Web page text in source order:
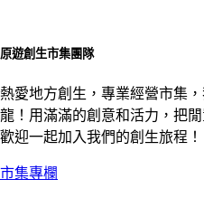
原遊創生市集團隊
熱愛地方創生，專業經營市集
龍！用滿滿的創意和活力，把
歡迎一起加入我們的創生旅程！
市集專欄